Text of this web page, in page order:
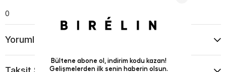
0
Yorumlar